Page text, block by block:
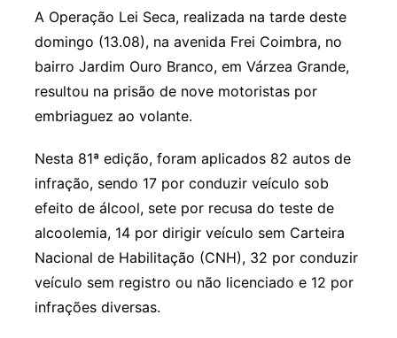
A Operação Lei Seca, realizada na tarde deste
domingo (13.08), na avenida Frei Coimbra, no
bairro Jardim Ouro Branco, em Várzea Grande,
resultou na prisão de nove motoristas por
embriaguez ao volante.
Nesta 81ª edição, foram aplicados 82 autos de
infração, sendo 17 por conduzir veículo sob
efeito de álcool, sete por recusa do teste de
alcoolemia, 14 por dirigir veículo sem Carteira
Nacional de Habilitação (CNH), 32 por conduzir
veículo sem registro ou não licenciado e 12 por
infrações diversas.